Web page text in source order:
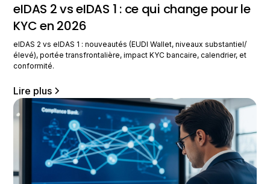
eIDAS 2 vs eIDAS 1 : ce qui change pour le
KYC en 2026
eIDAS 2 vs eIDAS 1 : nouveautés (EUDI Wallet, niveaux substantiel/
élevé), portée transfrontalière, impact KYC bancaire, calendrier, et
conformité.
Lire plus